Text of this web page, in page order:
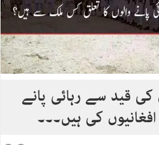
کی قید سے رہائی پانے
کی ہیں۔۔۔